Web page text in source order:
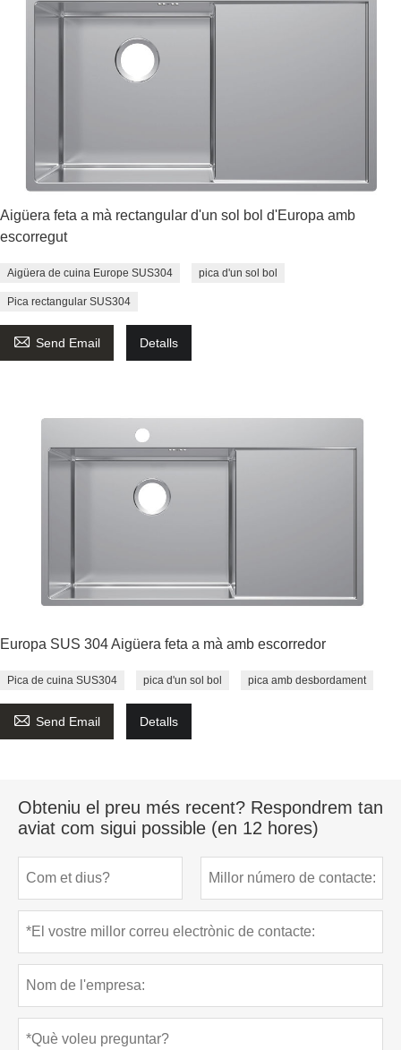
Aigüera feta a mà rectangular d'un sol bol d'Europa amb
escorregut
Aigüera de cuina Europe SUS304 pica d'un sol bol
Pica rectangular SUS304
 Send Email Detalls
Europa SUS 304 Aigüera feta a mà amb escorredor
Pica de cuina SUS304 pica d'un sol bol pica amb desbordament
 Send Email Detalls
Obteniu el preu més recent? Respondrem tan
aviat com sigui possible (en 12 hores)